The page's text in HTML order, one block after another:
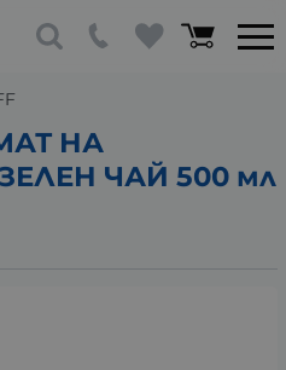
НА
ЧАЙ 500 мл